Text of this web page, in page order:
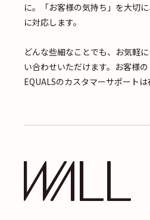
に。「お客様の気持ち」を大切
に対応します。
どんな些細なことでも、お気軽
い合わせいただけます。お客様の
EQUALSのカスタマーサポートは